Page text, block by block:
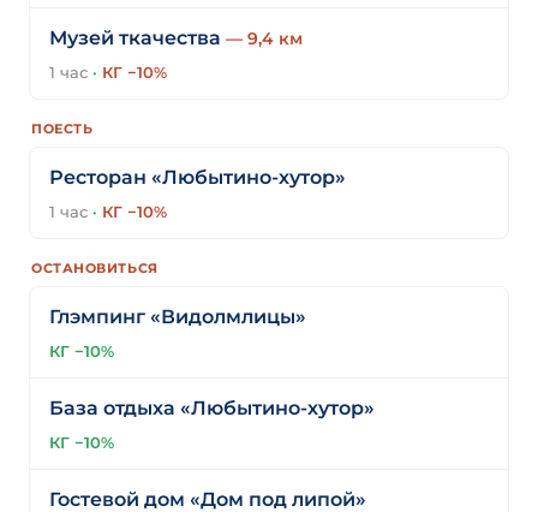
Музей ткачества — 9,4 км
1 час · КГ −10%
ПОЕСТЬ
Ресторан «Любытино-хутор»
1 час · КГ −10%
ОСТАНОВИТЬСЯ
Глэмпинг «Видолмлицы»
КГ −10%
База отдыха «Любытино-хутор»
КГ −10%
Гостевой дом «Дом под липой»